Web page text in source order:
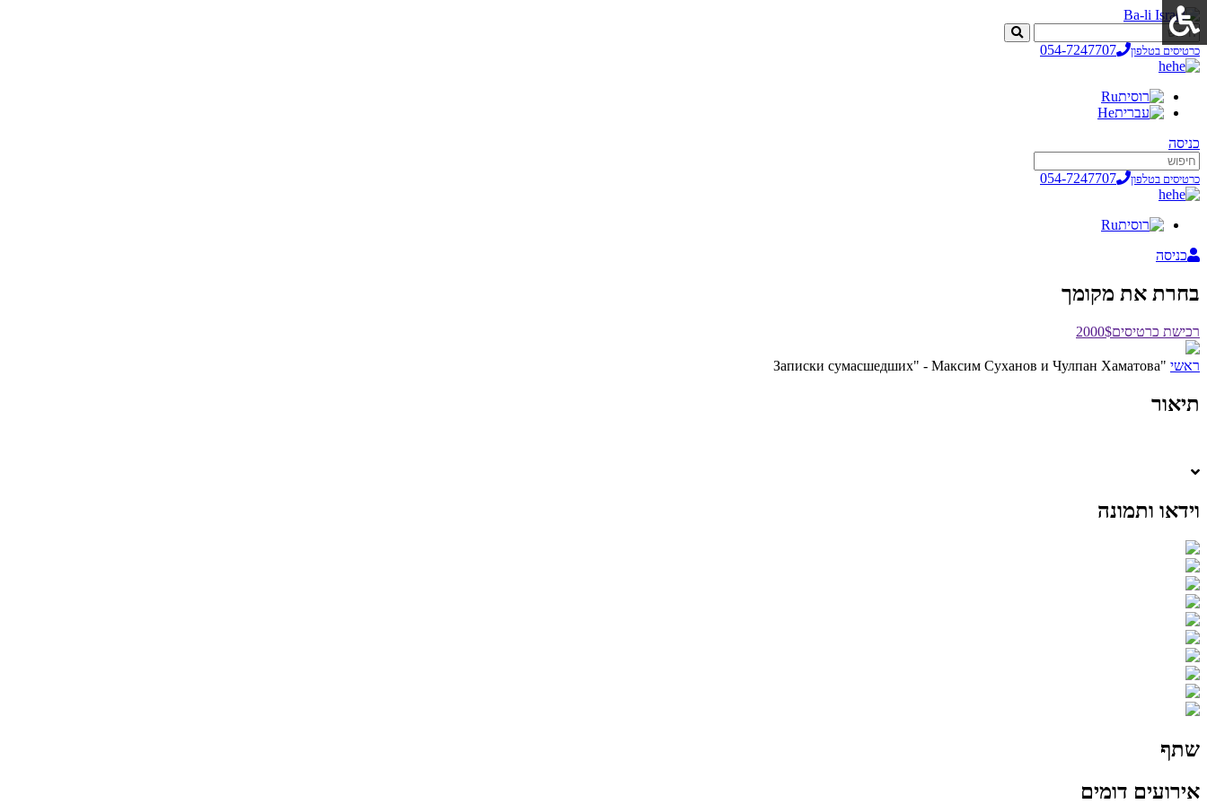
כרטיסים בטלפון
054-7247707
he
Ru
He
כניסה
כרטיסים בטלפון
054-7247707
he
Ru
כניסה
בחרת את מקומך
רכישת כרטיסים2000$
ראשי "Записки сумасшедших" - Максим Суханов и Чулпан Хаматова
תיאור
וידאו ותמונה
שתף
אירועים דומים